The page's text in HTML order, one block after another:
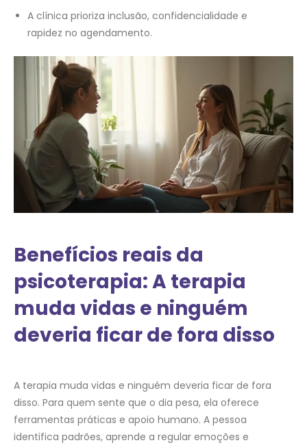
A clínica prioriza inclusão, confidencialidade e
rapidez no agendamento.
Benefícios reais da
psicoterapia: A terapia
muda vidas e ninguém
deveria ficar de fora disso
A terapia muda vidas e ninguém deveria ficar de fora
disso. Para quem sente que o dia pesa, ela oferece
ferramentas práticas e apoio humano. A pessoa
identifica padrões, aprende a regular emoções e